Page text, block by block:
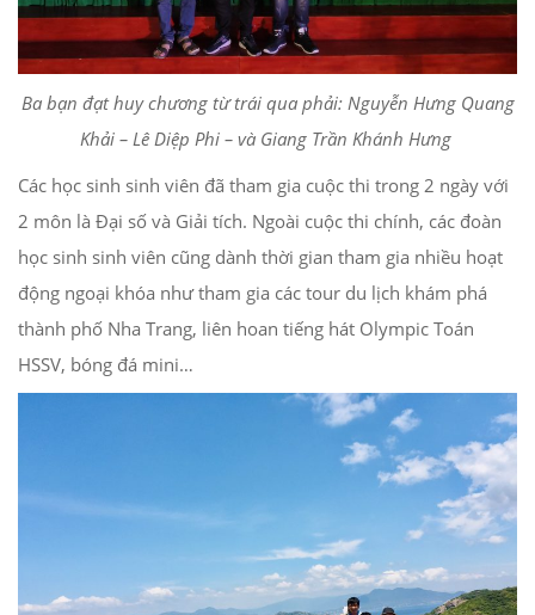
Ba bạn đạt huy chương từ trái qua phải: Nguyễn Hưng Quang
Khải – Lê Diệp Phi – và Giang Trần Khánh Hưng
Các học sinh sinh viên đã tham gia cuộc thi trong 2 ngày với
2 môn là Đại số và Giải tích. Ngoài cuộc thi chính, các đoàn
học sinh sinh viên cũng dành thời gian tham gia nhiều hoạt
động ngoại khóa như tham gia các tour du lịch khám phá
thành phố Nha Trang, liên hoan tiếng hát Olympic Toán
HSSV, bóng đá mini…